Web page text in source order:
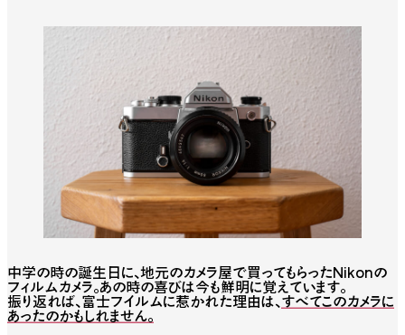
中学の時の誕生日に、地元のカメラ屋で買ってもらったNikonの
フィルムカメラ。あの時の喜びは今も鮮明に覚えています。
振り返れば、富士フイルムに惹かれた理由は、すべてこのカメラに
あったのかもしれません。